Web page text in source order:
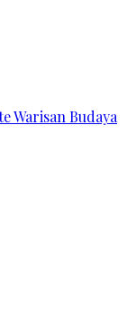
Warisan Budaya